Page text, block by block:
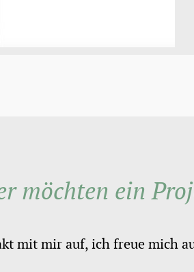
möchten ein
mit mir auf, ich freue mich